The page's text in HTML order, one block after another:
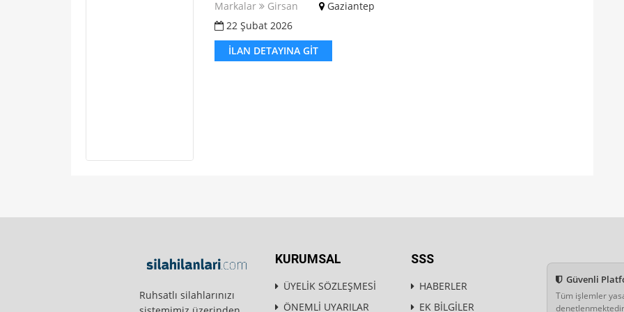
Markalar Girsan
Gaziantep
22 Şubat 2026
İLAN DETAYINA GIT
Ruhsatlı silahlarınızı
KURUMSAL
ÜYELİK SÖZLEŞMESİ
ÖNEMLİ UYARILAR
SSS
HABERLER
EK BİLGİLER
Güvenli
Tüm işlemler